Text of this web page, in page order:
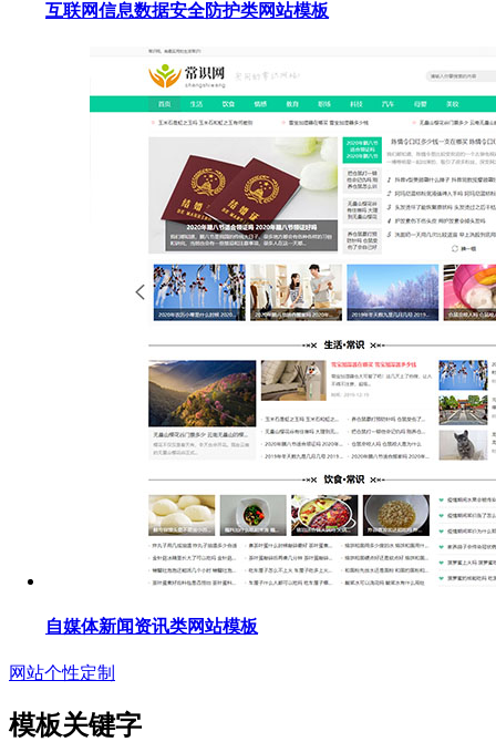
互联网信息数据安全防护类网站模板
自媒体新闻资讯类网站模板
网站个性定制
模板关键字